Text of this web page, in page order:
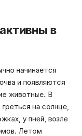
в
начинается
и появляются
животные. В
на солнце,
у пней, возле
Летом